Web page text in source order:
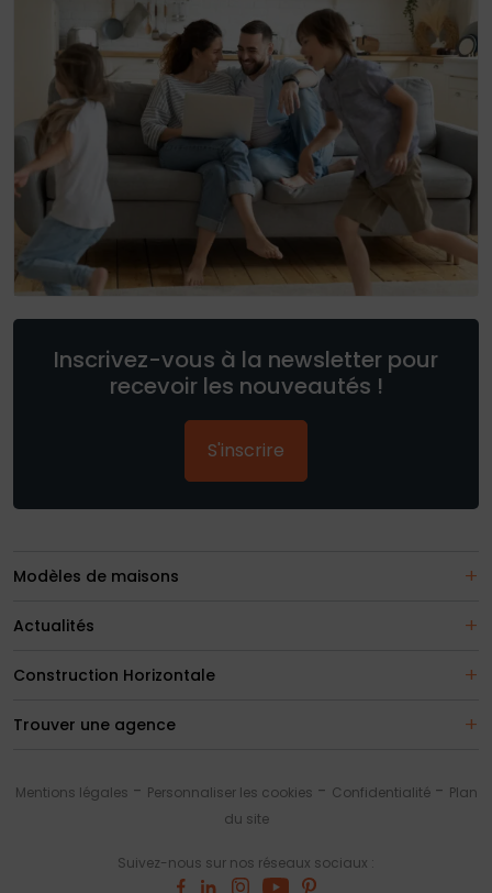
Inscrivez-vous à la newsletter pour
recevoir les nouveautés !
S'inscrire
Modèles de maisons
Actualités
Construction Horizontale
Trouver une agence
Suivez-nous sur nos réseaux sociaux :
Mentions légales Personnaliser les cookies Confidentialité
Plan
du site